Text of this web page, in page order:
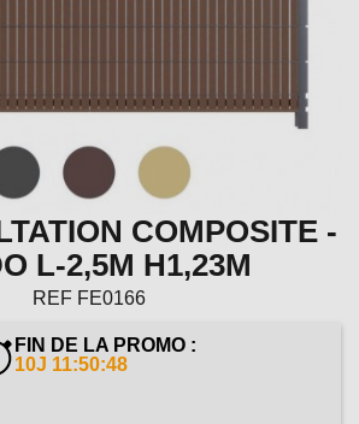
COMPOSITE -
L-2,5M H1,23M
REF FE0166
FIN DE LA PROMO :
10J 11:50:47